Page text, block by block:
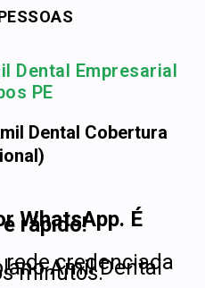
Dental Empresarial
PE
Dental Cobertura
WhatsApp. É
rápido!
rede credenciada
Amil Dental
minutos.